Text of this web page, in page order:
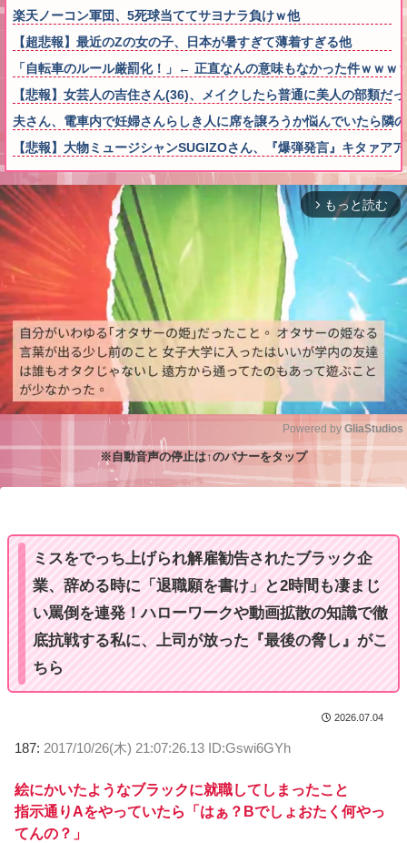
楽天ノーコン軍団、5死球当ててサヨナラ負けｗ他
【超悲報】最近のZの女の子、日本が暑すぎて薄着すぎる他
「自転車のルール厳罰化！」← 正直なんの意味もなかった件ｗｗｗ
【悲報】女芸人の吉住さん(36)、メイクしたら普通に美人の部類だ
夫さん、電車内で妊婦さんらしき人に席を譲ろうか悩んでいたら
【悲報】大物ミュージシャンSUGIZOさん、『爆弾発言』キタァア
arrow_forward_ios もっと読む
u
Powered by GliaStudios
※自動音声の停止は↑のバナーをタップ
ミスをでっち上げられ解雇勧告されたブラック企
業、辞める時に「退職願を書け」と2時間も凄まじ
い罵倒を連発！ハローワークや動画拡散の知識で徹
底抗戦する私に、上司が放った『最後の脅し』がこ
ちら
2026.07.04
187: 2017/10/26(木) 21:07:26.13 ID:Gswi6GYh
絵にかいたようなブラックに就職してしまったこと
指示通りAをやっていたら「はぁ？Bでしょおたく何やっ
てんの？」